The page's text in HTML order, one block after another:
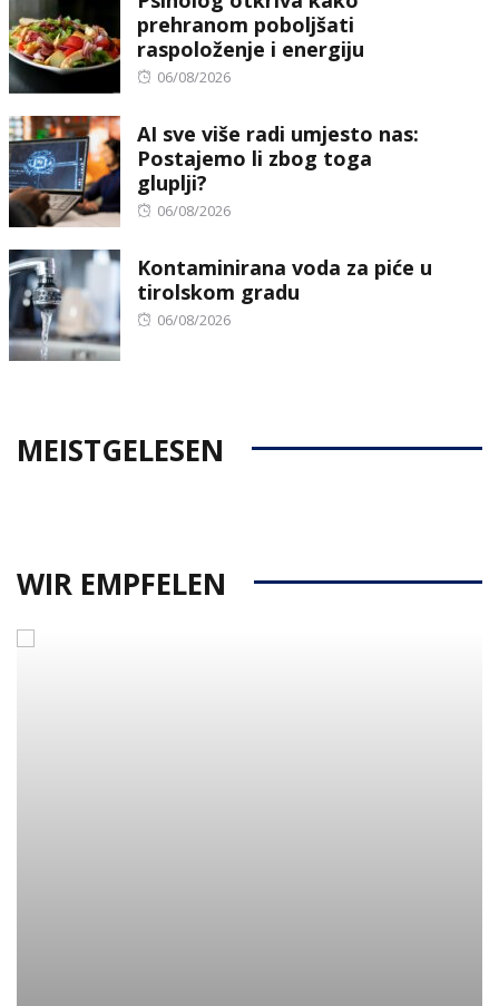
prehranom poboljšati
raspoloženje i energiju
Posted
06/08/2026
AI sve više radi umjesto nas:
Postajemo li zbog toga
gluplji?
Posted
06/08/2026
Kontaminirana voda za piće u
tirolskom gradu
Posted
06/08/2026
MEISTGELESEN
WIR EMPFELEN